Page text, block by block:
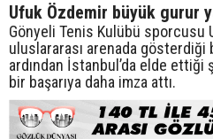
Ufuk Özdemir büyük gurur
Gönyeli Tenis Kulübü sporcusu
uluslararası arenada gösterdiği
ardından İstanbul’da elde ettiği
bir başarıya daha imza attı.